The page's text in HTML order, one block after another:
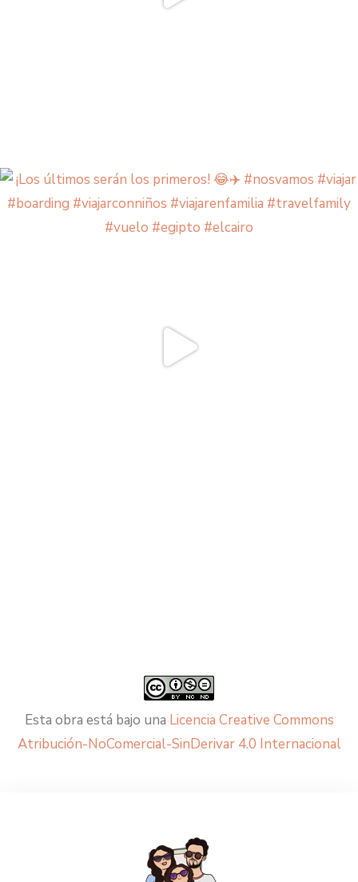
Esta obra está bajo una Licencia Creative Commons
Atribución-NoComercial-SinDerivar 4.0 Internacional